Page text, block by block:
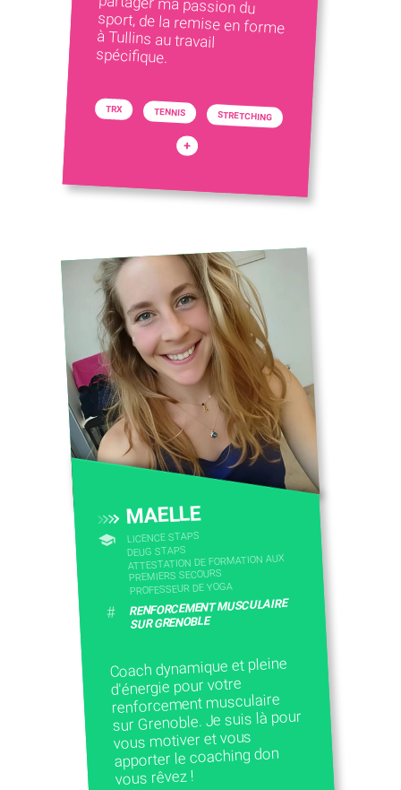
spécifique.
TRX TENNIS STRETCHING
+
MAELLE
LICENCE STAPS
DEUG STAPS
ATTESTATION DE FORMATION AUX
PREMIERS SECOURS
PROFESSEUR DE YOGA
# RENFORCEMENT MUSCULAIRE
SUR GRENOBLE
Coach dynamique et pleine
d'énergie pour votre
renforcement musculaire
sur Grenoble. Je suis là pour
vous motiver et vous
apporter le coaching don
vous rêvez !